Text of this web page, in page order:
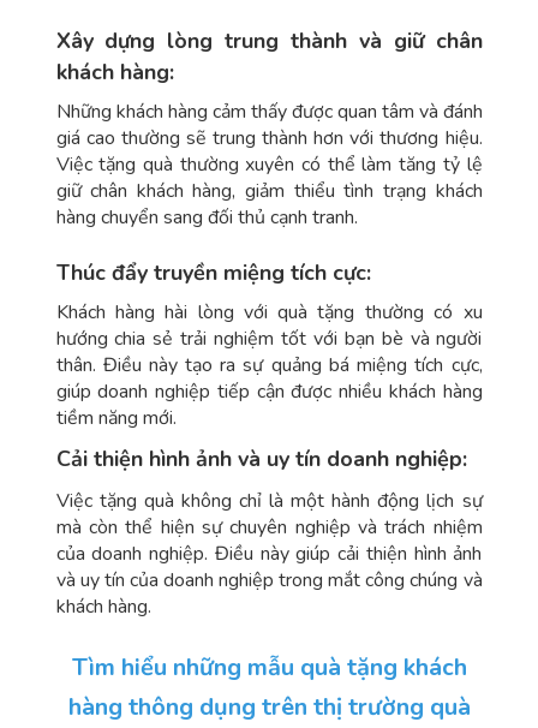
Xây dựng lòng trung thành và giữ chân
khách hàng:
Những khách hàng cảm thấy được quan tâm và đánh
giá cao thường sẽ trung thành hơn với thương hiệu.
Việc tặng quà thường xuyên có thể làm tăng tỷ lệ
giữ chân khách hàng, giảm thiểu tình trạng khách
hàng chuyển sang đối thủ cạnh tranh.
Thúc đẩy truyền miệng tích cực:
Khách hàng hài lòng với quà tặng thường có xu
hướng chia sẻ trải nghiệm tốt với bạn bè và người
thân. Điều này tạo ra sự quảng bá miệng tích cực,
giúp doanh nghiệp tiếp cận được nhiều khách hàng
tiềm năng mới.
Cải thiện hình ảnh và uy tín doanh nghiệp:
Việc tặng quà không chỉ là một hành động lịch sự
mà còn thể hiện sự chuyên nghiệp và trách nhiệm
của doanh nghiệp. Điều này giúp cải thiện hình ảnh
và uy tín của doanh nghiệp trong mắt công chúng và
khách hàng.
Tìm hiểu những mẫu quà tặng khách
hàng thông dụng trên thị trường quà